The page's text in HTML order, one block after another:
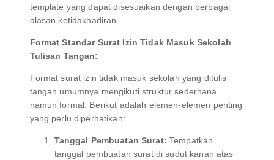
template yang dapat disesuaikan dengan berbagai
alasan ketidakhadiran.
Format Standar Surat Izin Tidak Masuk Sekolah
Tulisan Tangan:
Format surat izin tidak masuk sekolah yang ditulis
tangan umumnya mengikuti struktur sederhana
namun formal. Berikut adalah elemen-elemen penting
yang perlu diperhatikan:
Tanggal Pembuatan Surat: Tempatkan
tanggal pembuatan surat di sudut kanan atas